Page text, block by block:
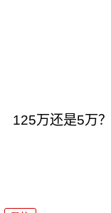
125万还是5万